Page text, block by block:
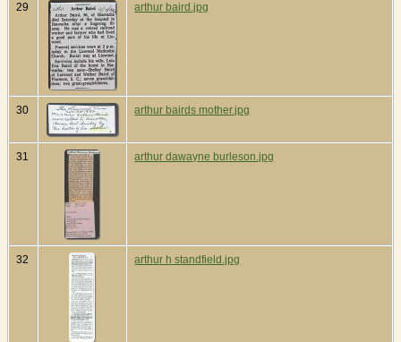
29 arthur baird.jpg
30 arthur bairds mother.jpg
31 arthur dawayne burleson.jpg
32 arthur h standfield.jpg